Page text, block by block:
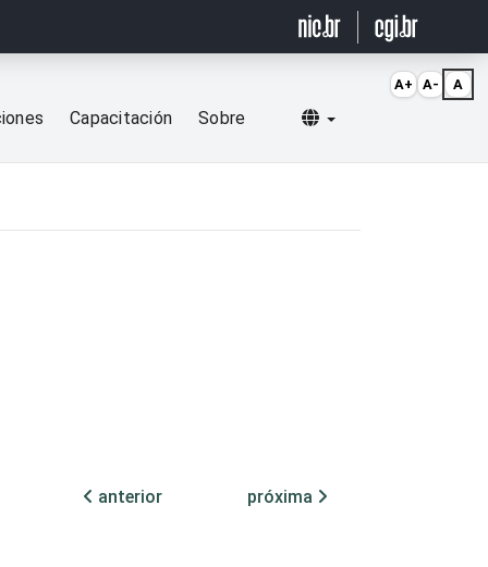
Capacitación Sobre Selecionar idioma
anterior
próxima
A+ A- A